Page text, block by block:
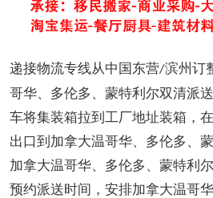
递接物流专线从中国东营/滨州订
哥华、多伦多、蒙特利尔双清派
车将集装箱拉到工厂地址装箱，
出口到加拿大温哥华、多伦多、
加拿大温哥华、多伦多、蒙特利
预约派送时间，安排加拿大温哥